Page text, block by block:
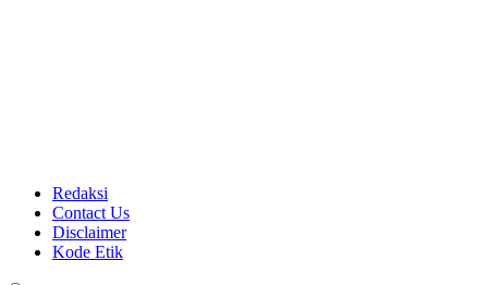
Redaksi
Contact Us
Disclaimer
Kode Etik